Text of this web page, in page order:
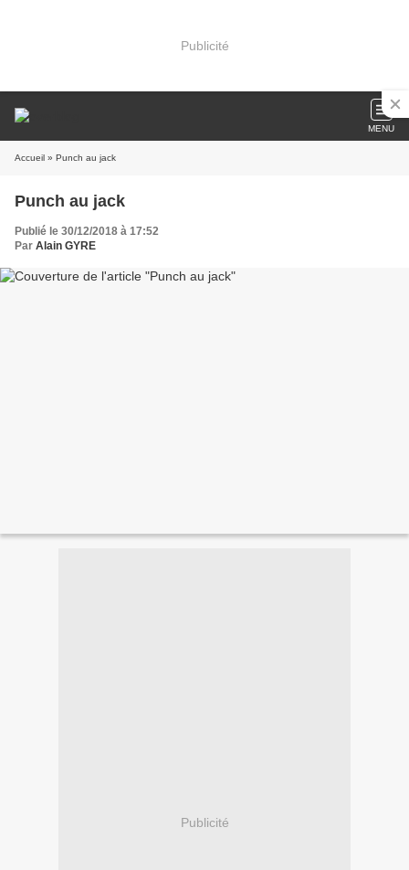
Publicité
MENU
Accueil » Punch au jack
Punch au jack
Publié le 30/12/2018 à 17:52
Par Alain GYRE
Publicité